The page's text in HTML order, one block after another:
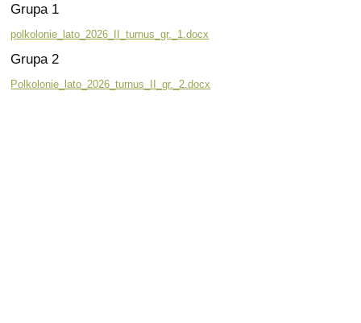
Grupa 1
polkolonie_lato_2026_II_turnus_gr._1.docx
Grupa 2
Polkolonie_lato_2026_turnus_II_gr._2.docx